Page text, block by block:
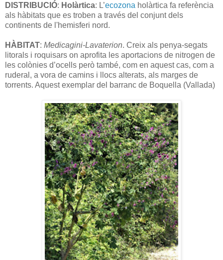
DISTRIBUCIÓ: Holàrtica: L’ecozona holàrtica fa referència
als hàbitats que es troben a través del conjunt dels
continents de l'hemisferi nord.
HÀBITAT: Medicagini-Lavaterion. Creix als penya-segats
litorals i roquisars on aprofita les aportacions de nitrogen de
les colònies d’ocells però també, com en aquest cas, com a
ruderal, a vora de camins i llocs alterats, als marges de
torrents. Aquest exemplar del barranc de Boquella (Vallada)